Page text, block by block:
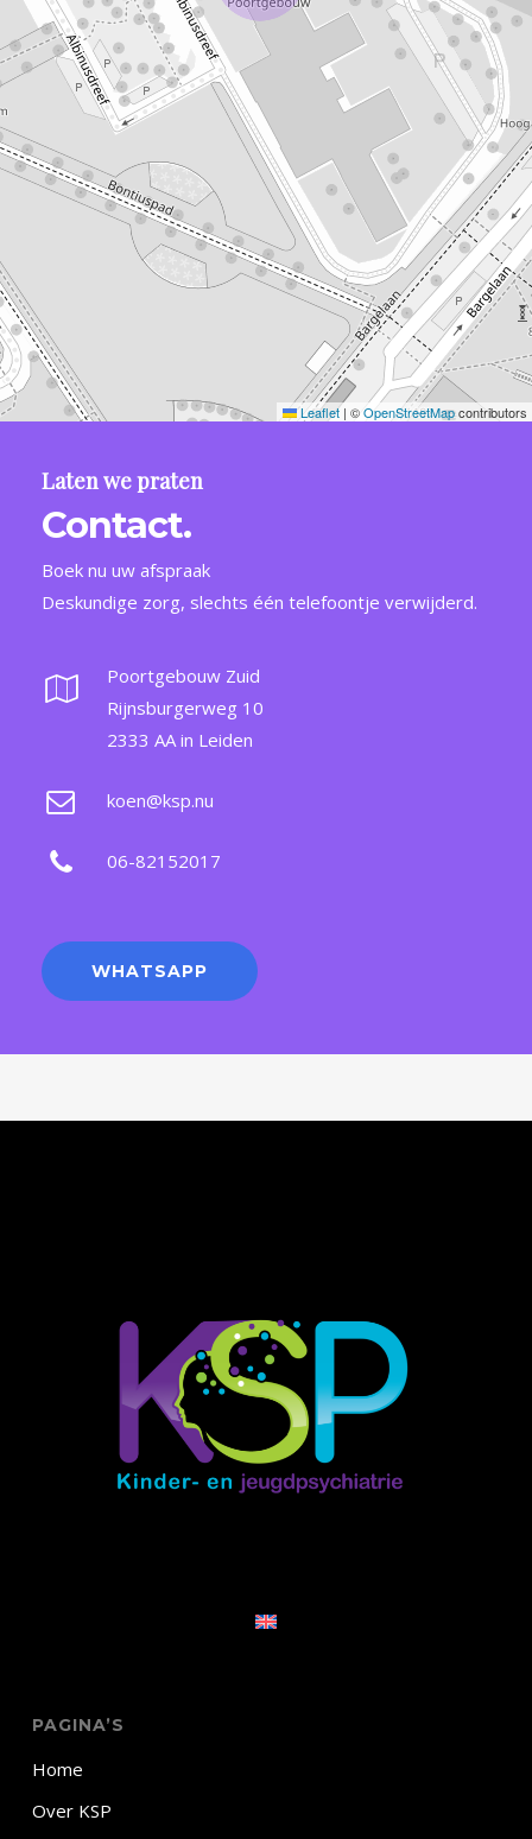
Leaflet | ©OpenStreetMapcontributors
Laten we praten
Contact.
Boek nu uw afspraak
Deskundige zorg, slechts één telefoontje verwijderd.
Poortgebouw Zuid
Rijnsburgerweg 10
2333 AA in Leiden
koen@ksp.nu
06-82152017
WHATSAPP
PAGINA’S
Home
Over KSP